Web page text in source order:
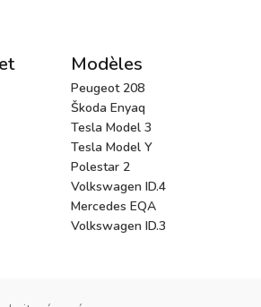
Modèles
Peugeot 208
Škoda Enyaq
Tesla Model 3
Tesla Model Y
Polestar 2
Volkswagen ID.4
Mercedes EQA
Volkswagen ID.3